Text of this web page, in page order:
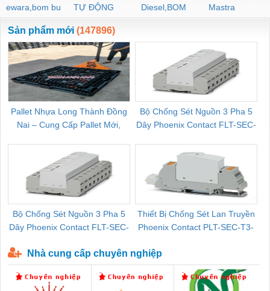
ewara,bom bu
ewara
TỰ ĐỘNG
Diesel,BOM
CHUA CHAY
Mastra
Sản phẩm mới (147896)
Pallet Nhựa Long Thành Đồng
Nai – Cung Cấp Pallet Mới,
Bộ Chống Sét Nguồn 3 Pha 5
Dây Phoenix Contact FLT-SEC-
Bộ Chống Sét Nguồn 3 Pha 5
Dây Phoenix Contact FLT-SEC-
Thiết Bị Chống Sét Lan Truyền
Phoenix Contact PLT-SEC-T3-
Nhà cung cấp chuyên nghiệp